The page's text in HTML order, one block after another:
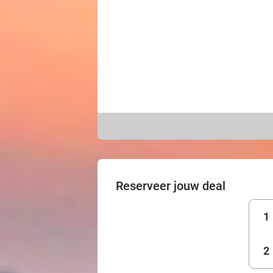
Reserveer jouw deal
1
2